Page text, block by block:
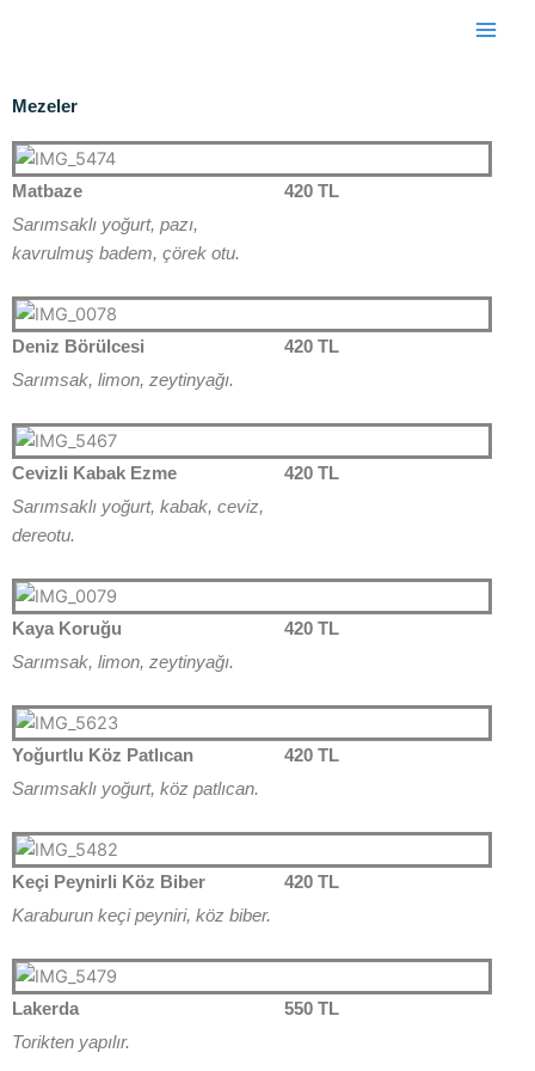
Main
Mezeler
Matbaze
Sarımsaklı yoğurt, pazı,
kavrulmuş badem, çörek otu.
420 TL
Deniz Börülcesi
Sarımsak, limon, zeytinyağı.
420 TL
Cevizli Kabak Ezme
Sarımsaklı yoğurt, kabak, ceviz,
dereotu.
420 TL
Kaya Koruğu
Sarımsak, limon, zeytinyağı.
420 TL
Yoğurtlu Köz Patlıcan
Sarımsaklı yoğurt, köz patlıcan.
420 TL
Keçi Peynirli Köz Biber
Karaburun keçi peyniri, köz biber.
420 TL
Lakerda
Torikten yapılır.
550 TL